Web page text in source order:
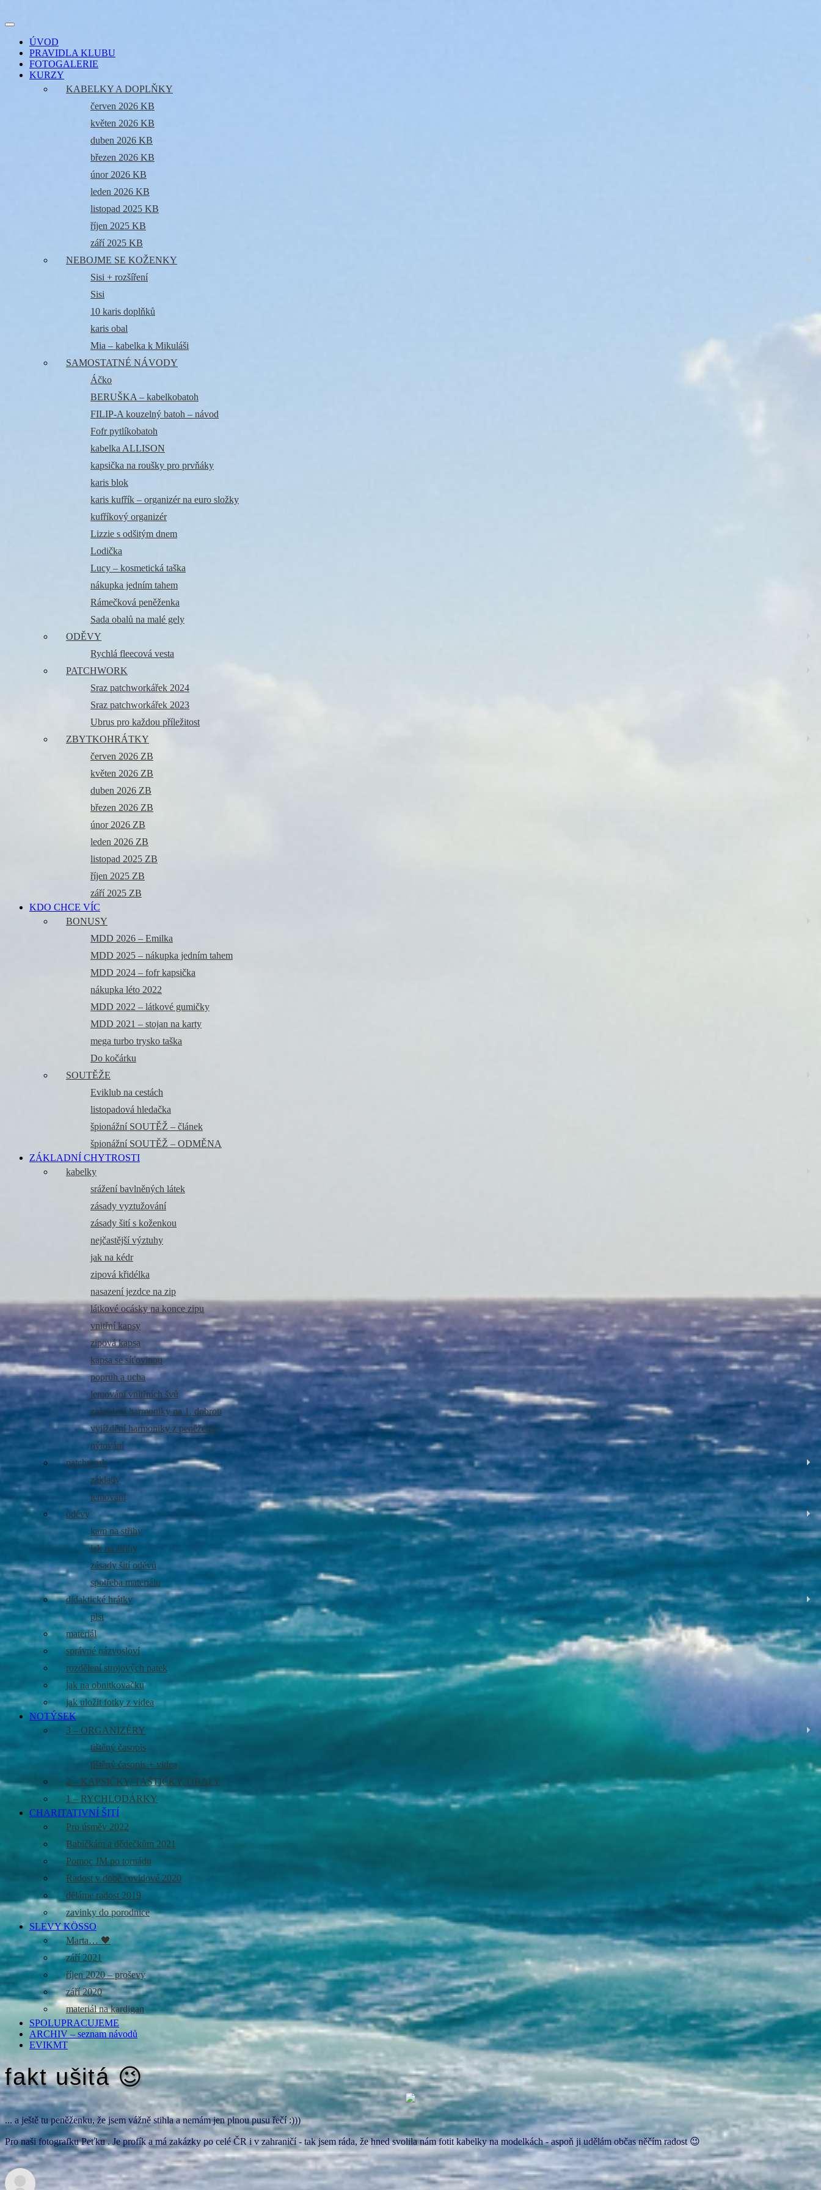
k
webuEVIKLUB
šicí klub
Toggle
navigation
ÚVOD
PRAVIDLA KLUBU
FOTOGALERIE
KURZY
KABELKY A DOPLŇKY
červen 2026 KB
květen 2026 KB
duben 2026 KB
březen 2026 KB
únor 2026 KB
leden 2026 KB
listopad 2025 KB
říjen 2025 KB
září 2025 KB
NEBOJME SE KOŽENKY
Sisi + rozšíření
Sisi
10 karis doplňků
karis obal
Mia – kabelka k Mikuláši
SAMOSTATNÉ NÁVODY
Áčko
BERUŠKA – kabelkobatoh
FILIP-A kouzelný batoh – návod
Fofr pytlíkobatoh
kabelka ALLISON
kapsička na roušky pro prvňáky
karis blok
karis kufřík – organizér na euro složky
kufříkový organizér
Lizzie s odšitým dnem
Lodička
Lucy – kosmetická taška
nákupka jedním tahem
Rámečková peněženka
Sada obalů na malé gely
ODĚVY
Rychlá fleecová vesta
PATCHWORK
Sraz patchworkářek 2024
Sraz patchworkářek 2023
Ubrus pro každou příležitost
ZBYTKOHRÁTKY
červen 2026 ZB
květen 2026 ZB
duben 2026 ZB
březen 2026 ZB
únor 2026 ZB
leden 2026 ZB
listopad 2025 ZB
říjen 2025 ZB
září 2025 ZB
KDO CHCE VÍC
BONUSY
MDD 2026 – Emilka
MDD 2025 – nákupka jedním tahem
MDD 2024 – fofr kapsička
nákupka léto 2022
MDD 2022 – látkové gumičky
MDD 2021 – stojan na karty
mega turbo trysko taška
Do kočárku
SOUTĚŽE
Eviklub na cestách
listopadová hledačka
špionážní SOUTĚŽ – článek
špionážní SOUTĚŽ – ODMĚNA
ZÁKLADNÍ CHYTROSTI
kabelky
srážení bavlněných látek
zásady vyztužování
zásady šití s koženkou
nejčastější výztuhy
jak na kédr
zipová křidélka
nasazení jezdce na zip
látkové ocásky na konce zipu
vnitřní kapsy
zipová kapsa
kapsa se síťovinou
popruh a ucha
lemování vnitřních švů
zažehlení harmoniky na 1. dobrou
vyjíždění harmoniky z peněženky
nýtování
patchwork
základy
lemování
oděvy
kam na střihy
jak na střihy
zásady šití oděvů
spotřeba materiálu
didaktické hrátky
plst
materiál
správné názvosloví
rozdělení strojových patek
jak na obnitkovačku
jak uložit fotky z videa
NOTÝSEK
3 – ORGANIZÉRY
tištěný časopis
tištěný časopis + videa
2 – KAPSIČKY, TAŠTIČKY, OBALY
1 – RYCHLODÁRKY
CHARITATIVNÍ ŠITÍ
Pro úsměv 2022
Babičkám a dědečkům 2021
Pomoc JM po tornádu
Radost v době covidové 2020
děláme radost 2019
zavinky do porodnice
SLEVY KÖSSO
Marta… 🖤
září 2021
říjen 2020 – proševy
září 2020
materiál na kardigan
SPOLUPRACUJEME
ARCHIV – seznam návodů
EVIKMT
fakt ušitá 😉
... a ještě tu peněženku, že jsem vážně stihla a nemám jen plnou pusu řečí :)))
Pro naši fotografku Peťku . Je profík a má zakázky po celé ČR i v zahraničí - tak jsem ráda, že hned svolila nám fotit kabelky na modelkách - aspoň ji udělám občas něčím radost 😉